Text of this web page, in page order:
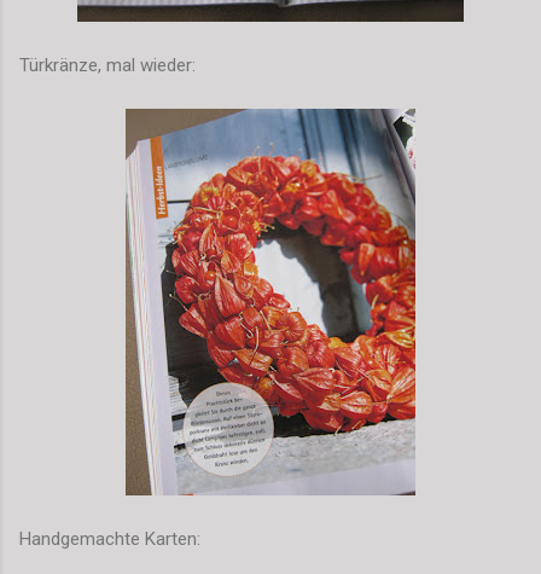
Türkränze, mal wieder:
Handgemachte Karten: